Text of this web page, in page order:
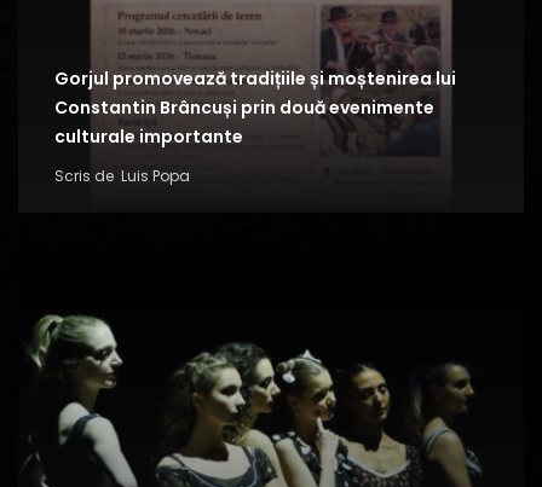
Gorjul promovează tradițiile și moștenirea lui
Constantin Brâncuși prin două evenimente
culturale importante
Scris de Luis Popa